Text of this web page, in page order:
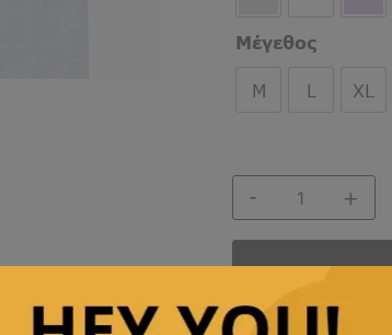
Μέγεθος
M L XL
ΠΟΥΚΑΜΙΣΟ
ΜΟΝΟΧΡΩΜΟ
ποσότητα